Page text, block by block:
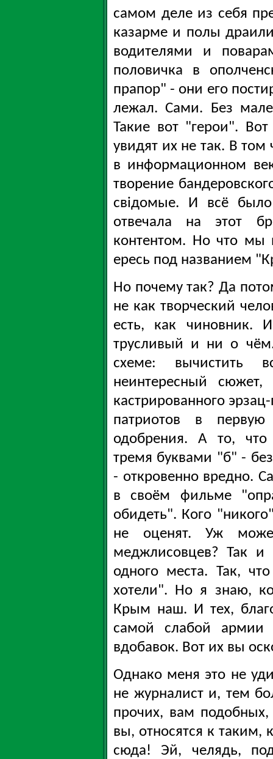
самом деле из себя
казарме и полы
водителями и
половичка в
прапор" - они его
лежал. Сами. Без
Такие вот "герои".
увидят их не так. В
в информационном
творение
свiдомые. И всё
отвечала на этот
контентом. Но что мы
ересь под названием
Но почему так? Да
не как творческий
есть, как чиновник.
трусливый и ни о чём.
схеме: вычистить
неинтересный
кастрированного
патриотов в первую
одобрения. А то, что
тремя буквами "б" -
- откровенно вредно.
в своём фильме
обидеть". Кого
не оценят. Уж
меджлисовцев? Так и
одного места. Так,
хотели". Но я знаю,
Крым наш. И тех,
самой слабой
вдобавок. Вот их вы
Однако меня это не
не журналист и, тем
прочих, вам
вы, относятся к таким,
сюда! Эй, челядь,